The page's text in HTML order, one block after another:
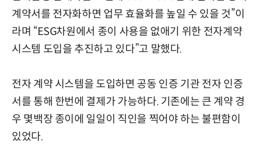
계약서를 전자화하면 업무 효율화를 높일 수 있을 것”이
라며 “ESG차원에서 종이 사용을 없애기 위한 전자계약
시스템 도입을 추진하고 있다”고 말했다.
전자 계약 시스템을 도입하면 공동 인증 기관 전자 인증
서를 통해 한번에 결제가 가능하다. 기존에는 큰 계약 경
우 몇백장 종이에 일일이 직인을 찍어야 하는 불편함이
있었다.